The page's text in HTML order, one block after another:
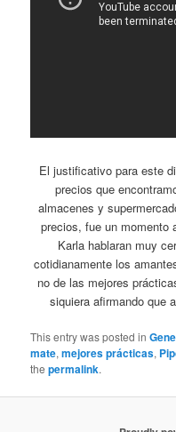
El justificativo para este
precios que
almacenes y
precios, fue un momento
Karla hablaran muy
cotidianamente los
no de las mejores
siquiera afirmando que
This entry was posted in
mate,mejores prácticas,
thepermalink.